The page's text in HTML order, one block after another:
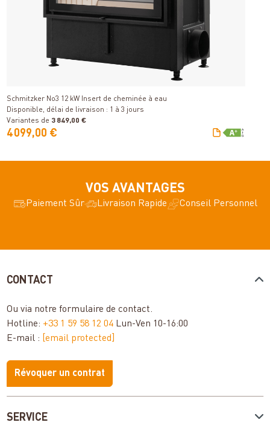
Schmitzker No3 12 kW Insert de cheminée à eau
Disponible, délai de livraison : 1 à 3 jours
Variantes de 3 849,00 €
4 099,00 €
VOS AVANTAGES
Paiement Sûr Livraison Rapide Conseil Personnel
SERVICE
CONTACT
Ou via notreformulaire de contact.
Hotline: +33 1 59 58 12 04 Lun-Ven 10-16:00
E-mail : [email protected]
Révoquer un contrat